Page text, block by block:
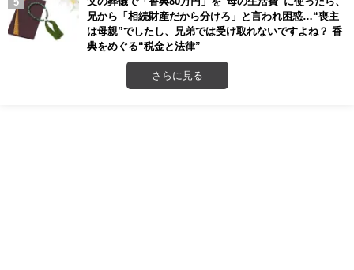
兄から「相続財産だから分けろ」と言われ困惑…“喪主
は母親”でしたし、兄弟では受け取れないですよね？ 香
典をめぐる“税金と法律”
さらに見る